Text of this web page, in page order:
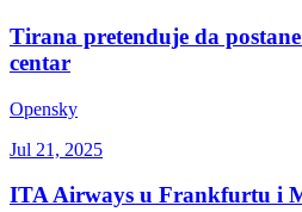
Tirana pretenduje da
centar
Opensky
Jul 21, 2025
ITA Airways u Frankfurtu i